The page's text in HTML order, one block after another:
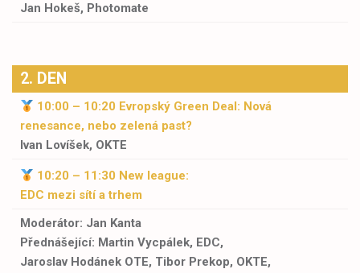
Jan Hokeš, Photomate
2. DEN
10:00 – 10:20 Evropský Green Deal: Nová
renesance, nebo zelená past?
Ivan Lovíšek, OKTE
10:20 – 11:30 New league:
EDC mezi sítíatrhem
Moderátor: Jan Kanta
Přednášející: Martin Vycpálek, EDC,
Jaroslav Hodánek OTE, Tibor Prekop, OKTE,